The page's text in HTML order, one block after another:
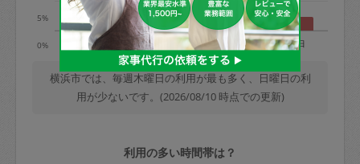
土曜日8時〜実施時間＝依頼金額の100%
＋交通費全額
依頼者不在による当日キャンセル＝依頼
金額の100%＋交通費全額
定期契約をキャンセルする場合、毎週定
0%
5%
水 木 金 土 日
横浜市では、毎週木曜日の利用が最も多く、日曜日の利
用が少ないです。(2026/08/10 時点での更新)
利用の多い時間帯は？